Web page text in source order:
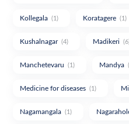
Kollegala (1) Koratagere (1)
Kushalnagar (4) Madikeri
Manchetevaru (1) Mandya
Medicine for diseases (1)
Nagamangala (1)